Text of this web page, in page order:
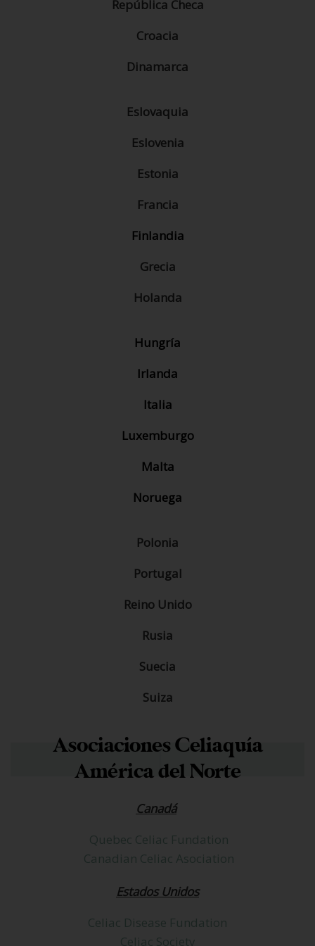
República Checa
Croacia
Dinamarca
Eslovaquia
Eslovenia
Estonia
Francia
Finlandia
Grecia
Holanda
Hungría
Irlanda
Italia
Luxemburgo
Malta
Noruega
Polonia
Portugal
Reino Unido
Rusia
Suecia
Suiza
Asociaciones Celiaquía
América del Norte
Canadá
Quebec Celiac Fundation
Canadian Celiac Asociation
Estados Unidos
Celiac Disease Fundation
Celiac Society